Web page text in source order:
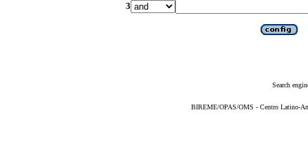
3
Search
BIREME/OPAS/OMS - Centro Latino-